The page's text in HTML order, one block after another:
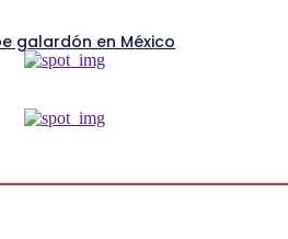
galardón en México